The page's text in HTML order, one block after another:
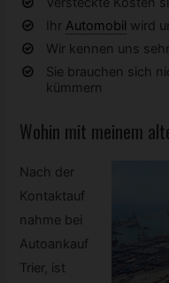
Ihr Automobil wird
Wir kennen uns
Sie brauchen sich
kümmern
Wohin mit meinem
Nach der
Kontaktauf
nahme bei
Autoankauf
Trier, ist